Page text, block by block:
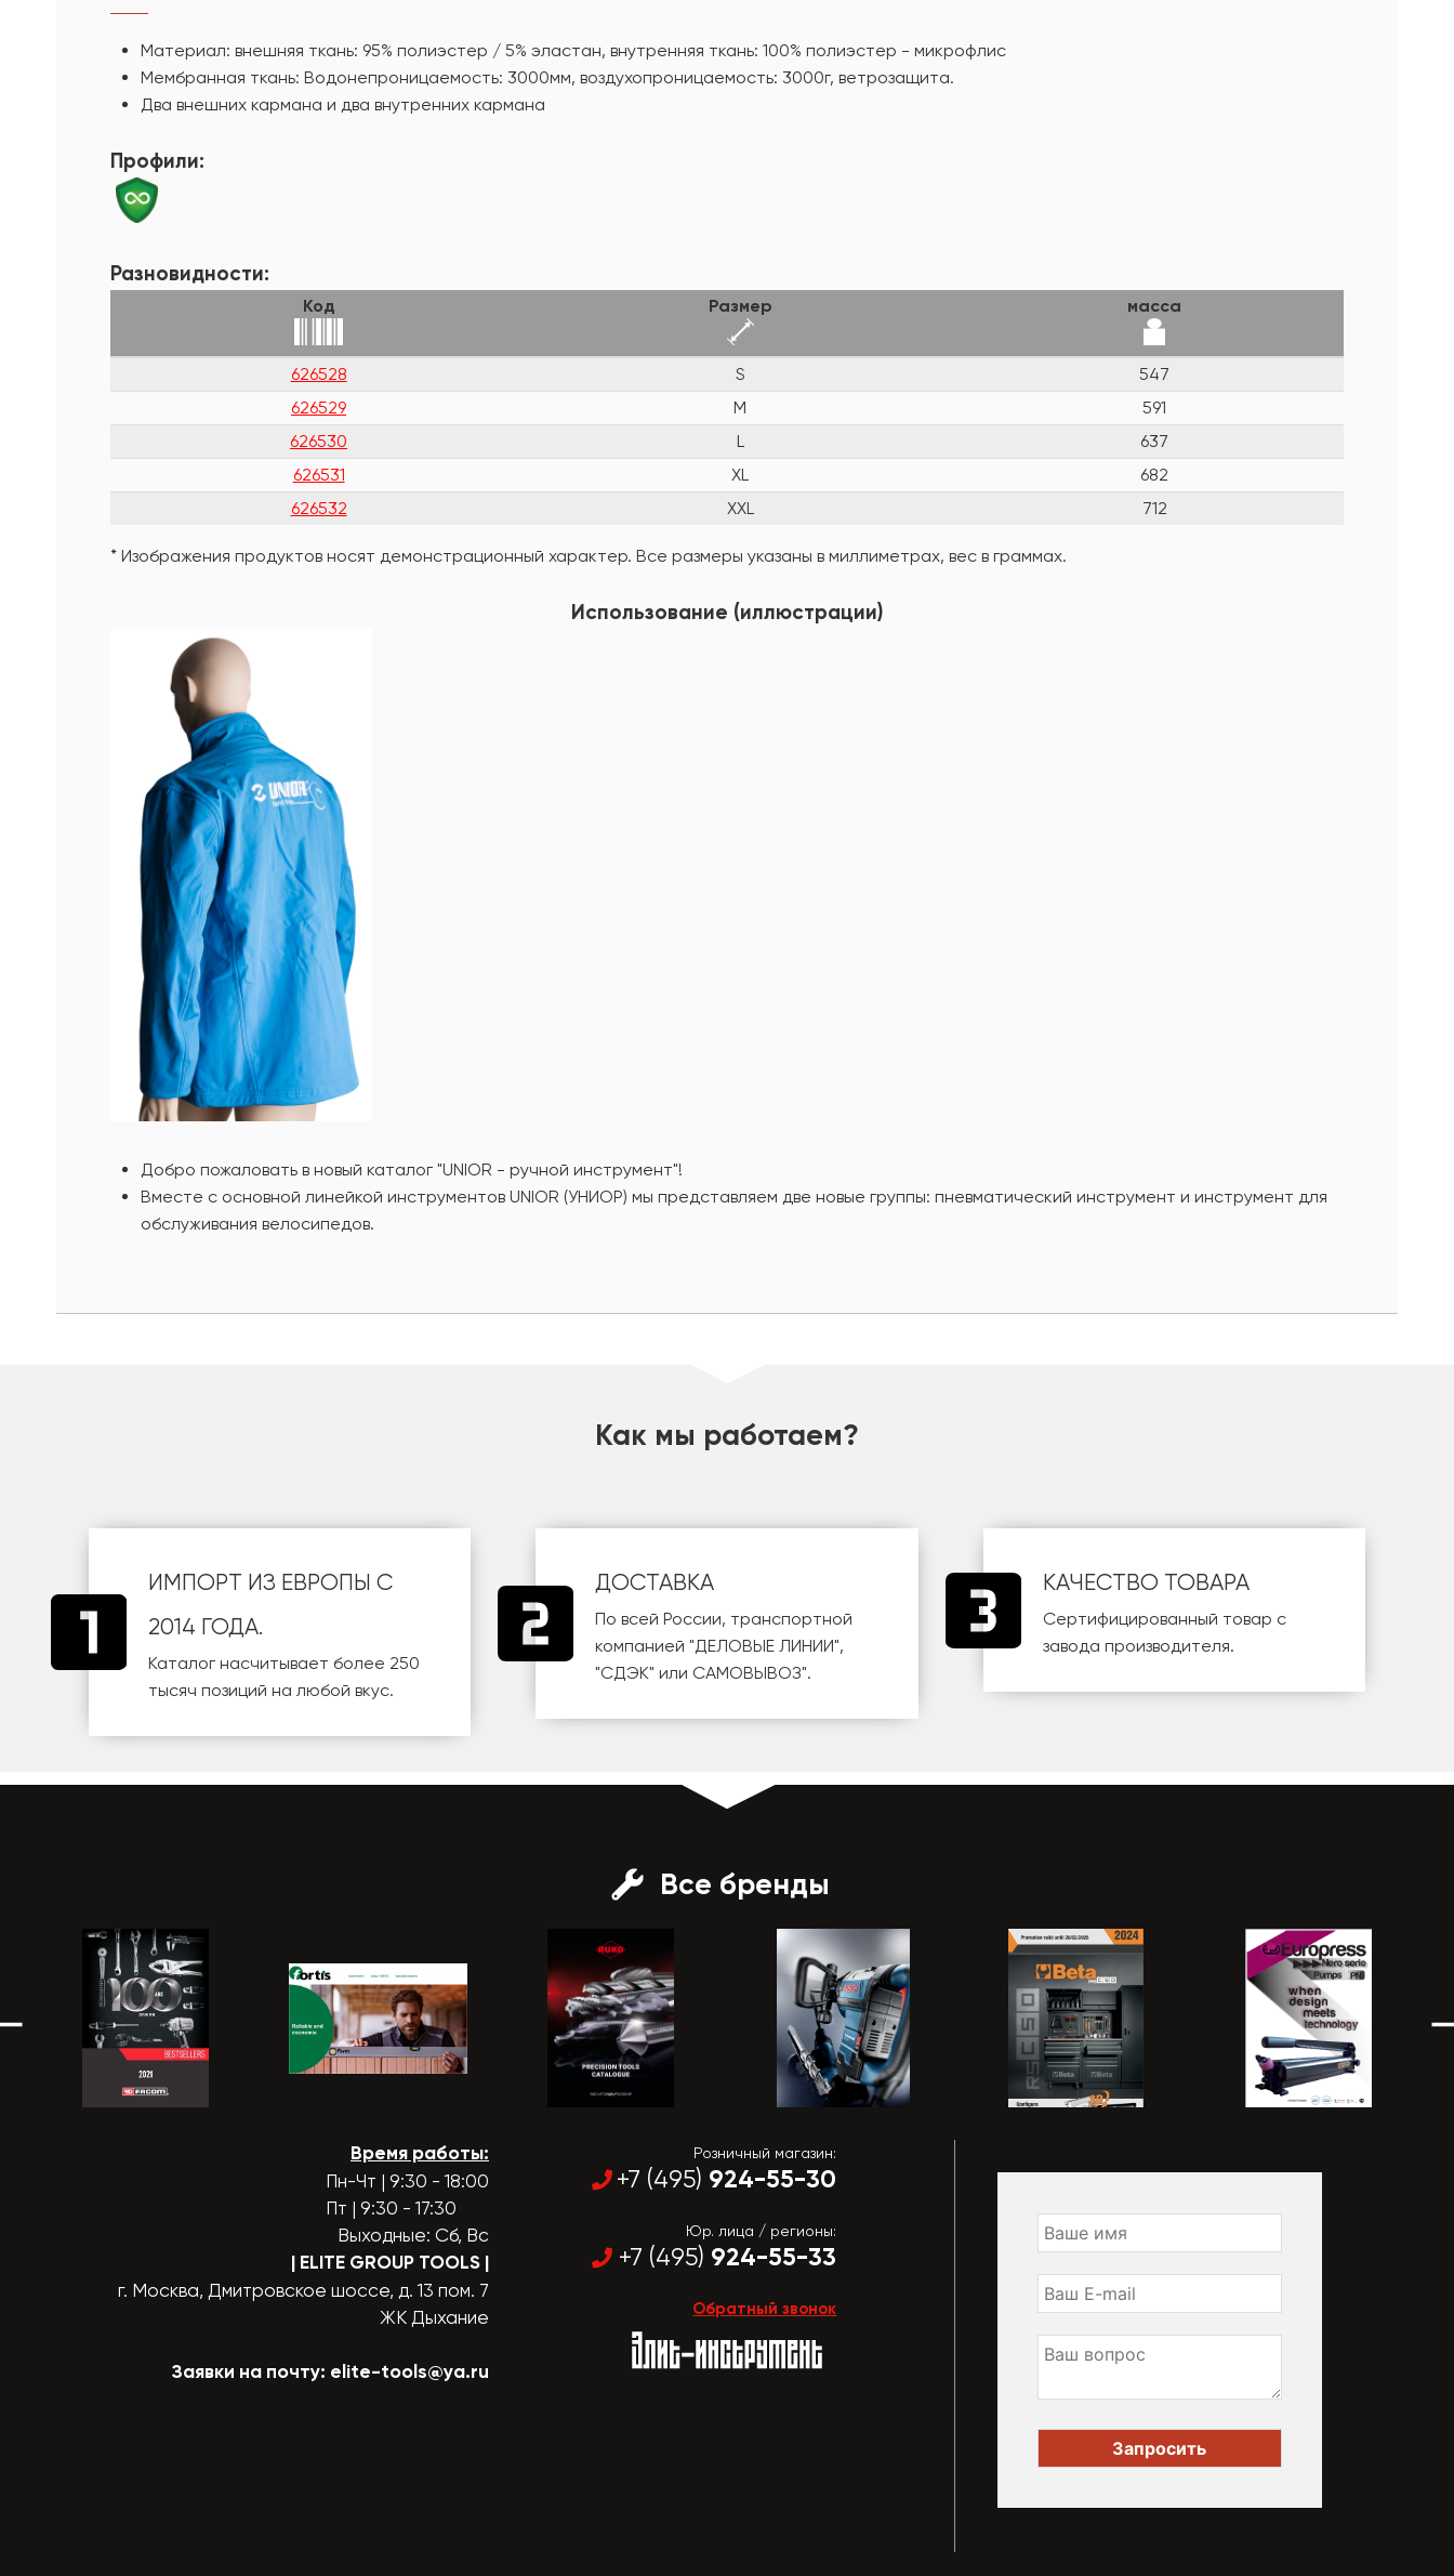
Материал: внешняя ткань: 95% полиэстер / 5% эластан, внутренняя ткань: 100% полиэстер - микрофлис
Мембранная ткань: Водонепроницаемость: 3000мм, воздухопроницаемость: 3000г, ветрозащита.
Два внешних кармана и два внутренних кармана
Профили:
Разновидности:
Код Размер масса
626528 S
547
626529
M
591
626530
L
637
626531
XL
682
626532
XXL 712
* Изображения продуктов носят демонстрационный характер. Все размеры указаны в миллиметрах, вес в граммах.
Использование (иллюстрации)
Добро пожаловать в новый каталог "UNIOR - ручной инструмент"!
Вместе с основной линейкой инструментов UNIOR (УНИОР) мы представляем две новые группы: пневматический инструмент и инструмент для
обслуживания велосипедов.
Как мы работаем?
ИМПОРТ ИЗ ЕВРОПЫ С
2014 ГОДА.
Каталог насчитывает более 250
тысяч позиций на любой вкус.
ДОСТАВКА
По всей России, транспортной
компанией"ДЕЛОВЫЕ ЛИНИИ",
"СДЭК" или САМОВЫВОЗ".
КАЧЕСТВО ТОВАРА
Сертифицированный товар с
завода производителя.
Все бренды
Время работы:
Пн-Чт | 9:30 - 18:00
Пт | 9:30 - 17:30
Выходные: Сб, Вс
| ELITE GROUP TOOLS |
г. Москва, Дмитровское шоссе, д. 13 пом. 7
ЖК Дыхание
Заявки на почту: elite-tools@ya.ru
Розничный магазин:
+7 (495) 924-55-30
Юр. лица / регионы:
+7 (495) 924-55-33
Обратный звонок